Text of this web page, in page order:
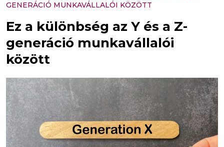
GENERÁCIÓ MUNKAVÁLLALÓI KÖZÖTT
Ez a különbség az Y és a Z-
generáció munkavállalói
között